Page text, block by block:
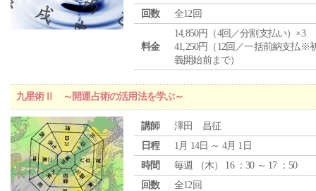
回数
全12回
料金
14,850円（4回／分割支払い）×3
41,250円（12回／一括前納支払※
義開始前まで）
九星術Ⅱ ～開運占術の活用法を学ぶ～
講師
澤田 昌征
日程
1月 14日 ～ 4月 1日
時間
毎週 （木） 16 ：30 ～ 17 ：50
回数
全12回